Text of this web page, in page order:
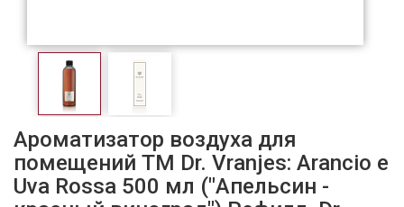
Ароматизатор воздуха для
помещений ТМ Dr. Vranjes: Arancio e
Uva Rossa 500 мл ("Апельсин -